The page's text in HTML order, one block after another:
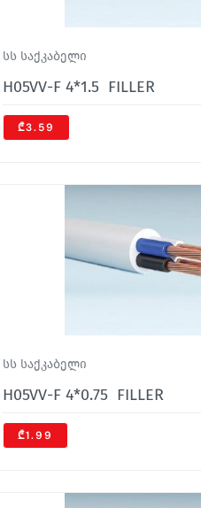
სს საქკაბელი
H05VV-F 4*1.5 FILLER
₾3.59
სს საქკაბელი
H05VV-F 4*0.75 FILLER
₾1.99